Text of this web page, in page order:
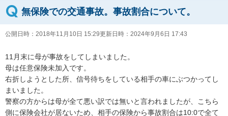
無保険での交通事故。事故割合について。
公開日時： 2018年11月10日 15:29更新日時： 2024年9月6日 17:43
11月末に母が事故をしてしまいました。
母は任意保険未加入です。
右折しようとした所、信号待ちをしている相手の車にぶつかってし
まいました。
警察の方からは母が全て悪い訳では無いと言われましたが、こちら
側に保険会社が居ないため、相手の保険から事故割合は10:0で全て